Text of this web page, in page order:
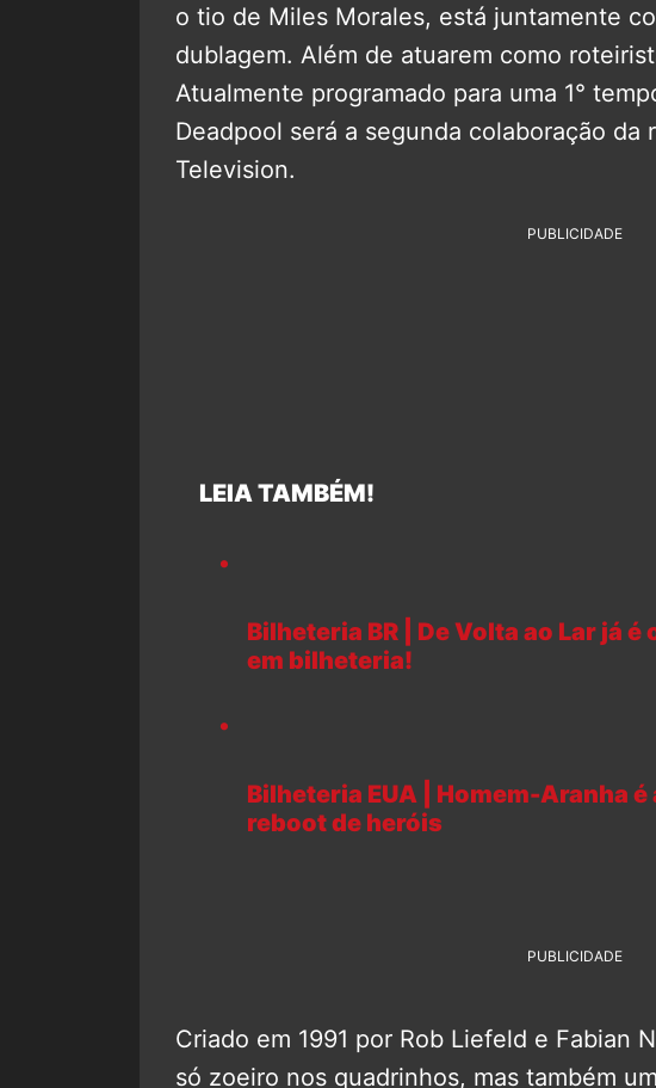
o tio de Miles Morales, está juntamente
dublagem. Além de atuarem como
Atualmente programado para uma 1°
Deadpool será a segunda colaboração da
Television.
PUBLICIDADE
LEIA TAMBÉM!
Bilheteria BR | De Volta ao Lar já
em bilheteria!
Bilheteria EUA | Homem-Aranha
reboot de heróis
PUBLICIDADE
Criado em 1991 por Rob Liefeld e Fabian
só zoeiro nos quadrinhos, mas também